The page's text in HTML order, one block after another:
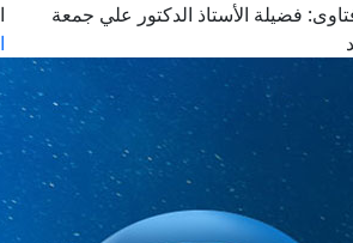
فضيلة الأستاذ الدكتور علي جمعة